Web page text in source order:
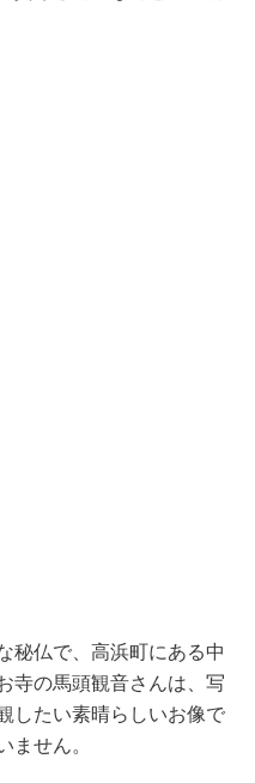
秘仏で、高浜町にある中
寺の馬頭観音さんは、写
したい素晴らしいお像で
せん。